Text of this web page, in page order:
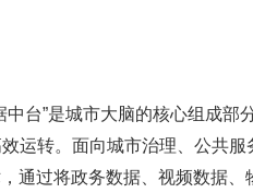
台”是城市大脑的核心组成
运转。面向城市治理、公共
通过将政务数据、视频数据